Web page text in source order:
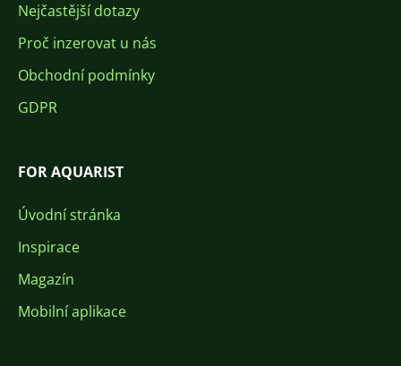
Nejčastější dotazy
Proč inzerovat u nás
Obchodní podmínky
GDPR
FOR AQUARIST
Úvodní stránka
Inspirace
Magazín
Mobilní aplikace